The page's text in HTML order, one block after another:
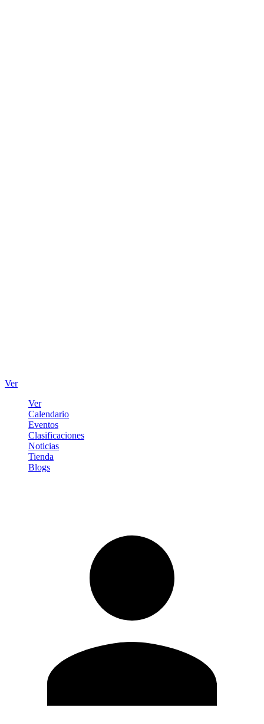
Ver
Ver
Calendario
Eventos
Clasificaciones
Noticias
Tienda
Blogs